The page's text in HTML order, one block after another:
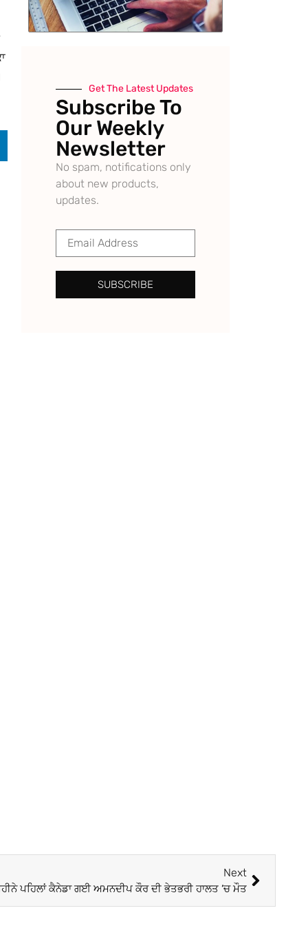
Get The Latest Updates
Subscribe To
Our Weekly
Newsletter
No spam, notifications only
about new products,
updates.
SUBSCRIBE
Next
ਪਹਿਲਾਂ ਕੈਨੇਡਾ ਗਈ ਅਮਨਦੀਪ ਕੌਰ ਦੀ ਭੇਤਭਰੀ ਹਾਲਤ ’ਚ ਮੌਤ